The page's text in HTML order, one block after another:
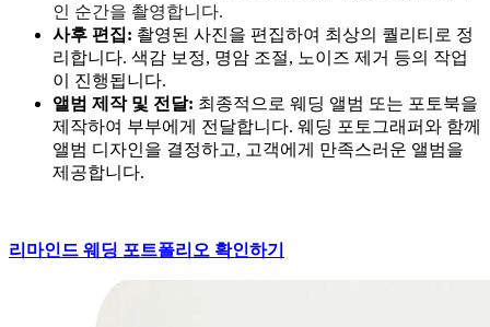
인 순간을 촬영합니다.
사후 편집: 촬영된 사진을 편집하여 최상의 퀄리티로 정
리합니다. 색감 보정, 명암 조절, 노이즈 제거 등의 작업
이 진행됩니다.
앨범 제작 및 전달: 최종적으로 웨딩 앨범 또는 포토북을
제작하여 부부에게 전달합니다. 웨딩 포토그래퍼와 함께
앨범 디자인을 결정하고, 고객에게 만족스러운 앨범을
제공합니다.
리마인드 웨딩 포트폴리오 확인하기